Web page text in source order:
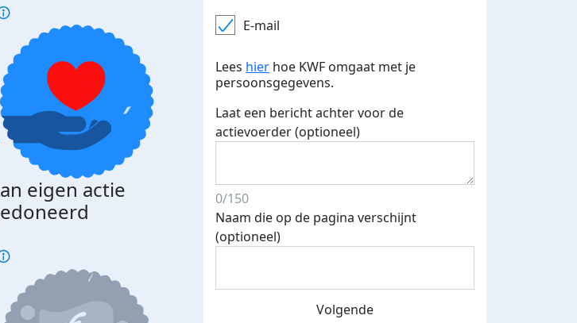
eigen actie
Donateurs
bedankt
E-mail
Lees hier hoe KWF omgaat met je
persoonsgegevens.
Laat een bericht achter voor de
actievoerder (optioneel)
0/150
Naam die op de pagina verschijnt
(optioneel)
Volgende